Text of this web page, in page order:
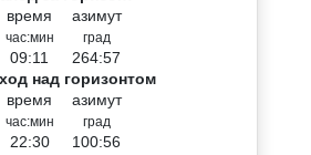
время
час:мин
09:11
азимут
град
264:57
над горизонтом
время
час:мин
22:30
азимут
град
100:56